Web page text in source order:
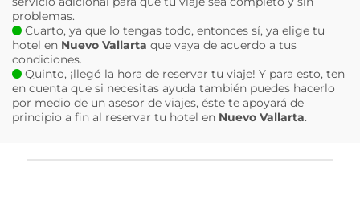
problemas.
Cuarto, ya que lo tengas todo, entonces sí, ya elige tu
hotel en Nuevo Vallarta que vaya de acuerdo a tus
condiciones.
Quinto, ¡llegó la hora de reservar tu viaje! Y para esto, ten
en cuenta que si necesitas ayuda también puedes hacerlo
por medio de un asesor de viajes, éste te apoyará de
principio a fin al reservar tu hotel en Nuevo Vallarta.